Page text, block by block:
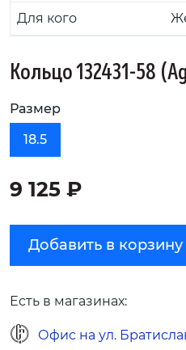
Для кого
Кольцо 132431-58
Размер
18.5
9 125 ₽
Добавить в корзину
Есть в магазинах:
Офис на ул.